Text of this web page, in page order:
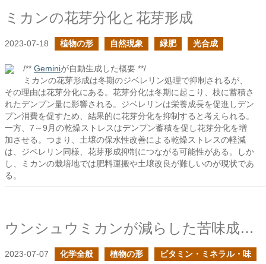
ミカンの花芽分化と花芽形成
2023-07-18 植物の形 自然現象 緑肥 光合成
/** Geminiが自動生成した概要 **/
ミカンの花芽形成は冬期のジベレリン処理で抑制されるが、
その理由は花芽分化にある。花芽分化は冬期に起こり、枝に蓄積さ
れたデンプン量に影響される。ジベレリンは栄養成長を促進しデン
プン消費を促すため、結果的に花芽分化を抑制すると考えられる。
一方、7～9月の乾燥ストレスはデンプン蓄積を促し花芽分化を増
加させる。つまり、土壌の保水性改善による乾燥ストレスの軽減
は、ジベレリン同様、花芽形成抑制につながる可能性がある。しか
し、ミカンの栽培地では肥料運搬や土壌改良が難しいのが現状であ
る。
ウンシュウミカンが減らした苦味成分は何か？
2023-07-07 化学全般 植物の形 ビタミン・ミネラル・味